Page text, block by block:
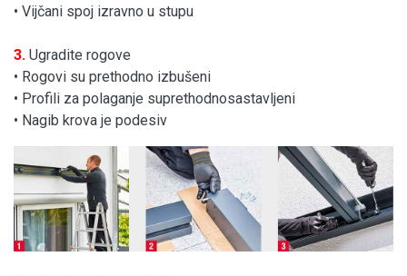
• Vijčani spoj izravno u stupu
3. Ugradite rogove
• Rogovi su prethodno izbušeni
• Profili za polaganje suprethodnosastavljeni
• Nagib krova je podesiv